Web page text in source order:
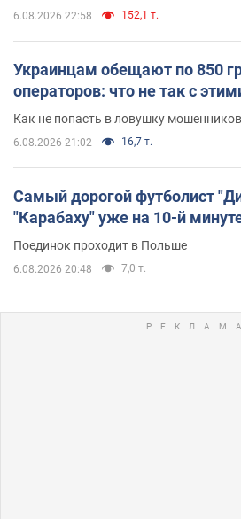
6.08.2026 22:58 152,1 т.
Украинцам обещают по 850
операторов: что не так с
Как не попасть в ловушку мошенников
6.08.2026 21:02 16,7 т.
Самый дорогой футболист
"Карабаху" уже на 10-й
Поединок проходит в Польше
6.08.2026 20:48 7,0 т.